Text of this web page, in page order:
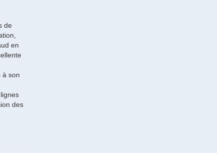
de
en
à son
des